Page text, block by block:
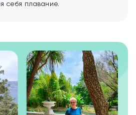
себя плавание.